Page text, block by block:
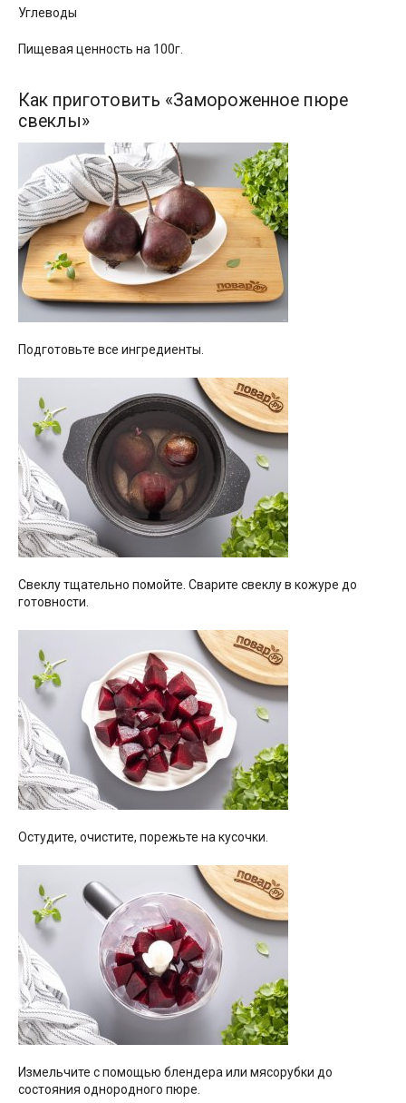
Углеводы
Пищевая ценность на 100г.
Как приготовить «Замороженное пюре
свеклы»
Подготовьте все ингредиенты.
Свеклу тщательно помойте. Сварите свеклу в кожуре до
готовности.
Остудите, очистите, порежьте на кусочки.
Измельчите с помощью блендера или мясорубки до
состояния однородного пюре.